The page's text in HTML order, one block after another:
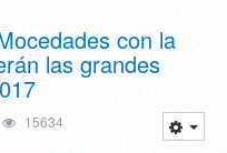
con la
las grandes
15634